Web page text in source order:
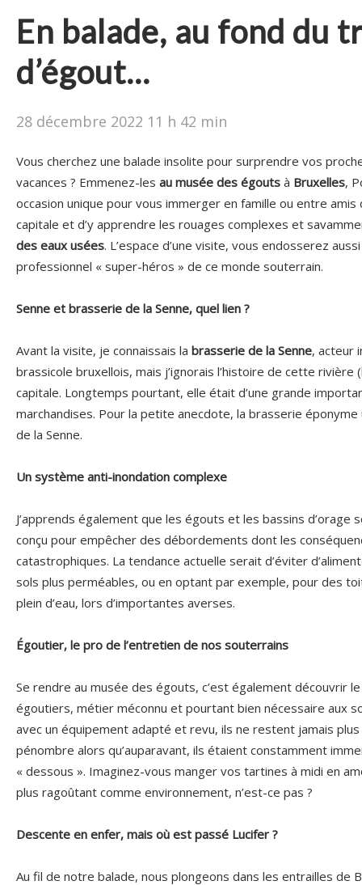
En balade, au fond du
d’égout…
28 décembre 2022 11 h 42 min
Vous cherchez une balade insolite pour surprendre vos
vacances ? Emmenez-les au musée des égouts à Bruxelles,
occasion unique pour vous immerger en famille ou entre
capitale et d’y apprendre les rouages complexes et
des eaux usées. L’espace d’une visite, vous endosserez
professionnel « super-héros » de ce monde souterrain.
Senne et brasserie de la Senne, quel lien ?
Avant la visite, je connaissais la brasserie de la Senne, acteur
brassicole bruxellois, mais j’ignorais l’histoire de cette rivière (
capitale. Longtemps pourtant, elle était d’une grande
marchandises. Pour la petite anecdote, la brasserie éponyme
de la Senne.
Un système anti-inondation complexe
J’apprends également que les égouts et les bassins d’orage
conçu pour empêcher des débordements dont les
catastrophiques. La tendance actuelle serait d’éviter
sols plus perméables, ou en optant par exemple, pour des
plein d’eau, lors d’importantes averses.
Égoutier, le pro de l’entretien de nos souterrains
Se rendre au musée des égouts, c’est également découvrir
égoutiers, métier méconnu et pourtant bien nécessaire aux
avec un équipement adapté et revu, ils ne restent jamais
pénombre alors qu’auparavant, ils étaient constamment
« dessous ». Imaginez-vous manger vos tartines à midi en
plus ragoûtant comme environnement, n’est-ce pas ?
Descente en enfer, mais où est passé Lucifer ?
Au fil de notre balade, nous plongeons dans les entrailles de